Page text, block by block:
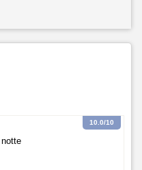
10.0/10